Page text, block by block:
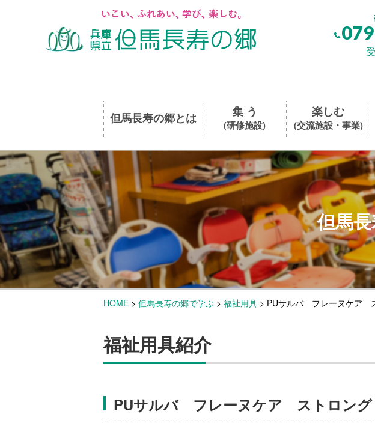
但馬長寿の郷とは 集 う
(研修施設)
楽しむ
(交流施設・事業)
但馬
HOME > 但馬長寿の郷で学ぶ > 福祉用具 > PUサルバ フレーヌケア
福祉用具紹介
PUサルバ フレーヌケア ストロング